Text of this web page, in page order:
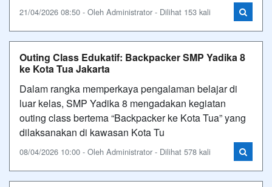
21/04/2026 08:50 - Oleh Administrator - Dilihat 153 kali
Outing Class Edukatif: Backpacker SMP Yadika 8
ke Kota Tua Jakarta
Dalam rangka memperkaya pengalaman belajar di
luar kelas, SMP Yadika 8 mengadakan kegiatan
outing class bertema “Backpacker ke Kota Tua” yang
dilaksanakan di kawasan Kota Tu
08/04/2026 10:00 - Oleh Administrator - Dilihat 578 kali